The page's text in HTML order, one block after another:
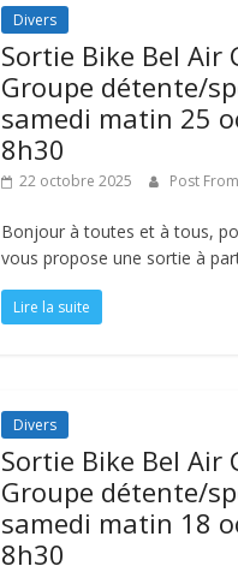
Divers
Sortie Bike Bel Air
Groupe détente/
samedi matin 25
8h30
22 octobre 2025 Post
Bonjour à toutes et à tous,
vous propose une sortie à
Lire la suite
Divers
Sortie Bike Bel Air
Groupe détente/
samedi matin 18
8h30